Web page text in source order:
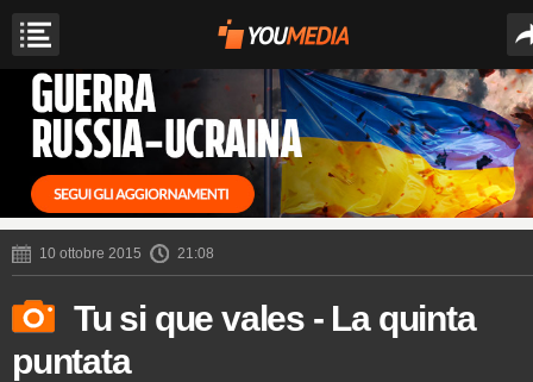
10 ottobre 2015 21:08
Tu si que vales - La quinta
puntata